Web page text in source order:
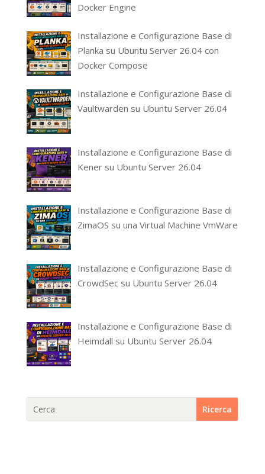
Docker Engine
Installazione e Configurazione Base di
Planka su Ubuntu Server 26.04 con
Docker Compose
Installazione e Configurazione Base di
Vaultwarden su Ubuntu Server 26.04
Installazione e Configurazione Base di
Kener su Ubuntu Server 26.04
Installazione e Configurazione Base di
ZimaOS su una Virtual Machine VmWare
Installazione e Configurazione Base di
CrowdSec su Ubuntu Server 26.04
Installazione e Configurazione Base di
Heimdall su Ubuntu Server 26.04